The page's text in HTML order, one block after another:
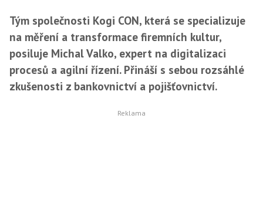
Tým společnosti Kogi CON, která se specializuje
na měření a transformace firemních kultur,
posiluje Michal Valko, expert na digitalizaci
procesů a agilní řízení. Přináší s sebou rozsáhlé
zkušenosti z bankovnictví a pojišťovnictví.